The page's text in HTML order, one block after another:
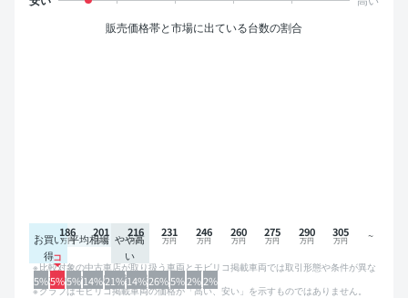
販売価格帯と市場に出ている台数の割合
お買い
得
平均相場 やや高
い
5%5%5%14%21%14%26%5%2%2%
186 201 216 231 246 260 275 290 305
比較対象の中古車店が取り扱う車両とモビリコ掲載車両では取引形態や条件が異な
るため、グラフは参考情報です。
グラフはモビリコ掲載車両の価格が「高い、安い」を示すものではありません。